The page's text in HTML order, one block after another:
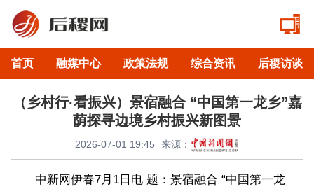
首页 融媒中心 政策法规 综合资讯 后稷访谈
（乡村行·看振兴）景宿融合 “中国第一龙乡”嘉
荫探寻边境乡村振兴新图景
2026-07-01 19:45 来源：
中新网伊春7月1日电 题：景宿融合 “中国第一龙